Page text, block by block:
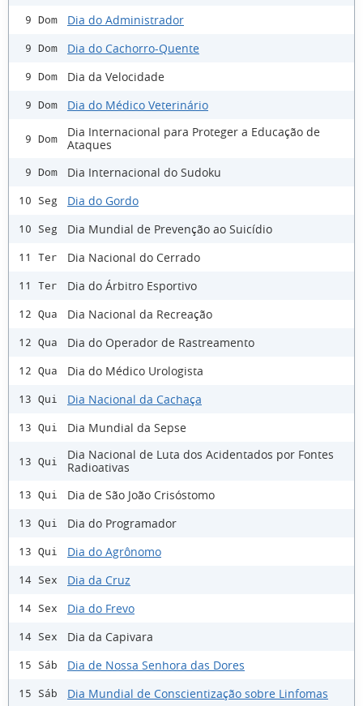
9 Dom Dia do Administrador
9 Dom Dia do Cachorro-Quente
9 Dom Dia da Velocidade
9 Dom Dia do Médico Veterinário
9 Dom
Dia Internacional para Proteger a Educação de
Ataques
9 Dom Dia Internacional do Sudoku
10 Seg Dia do Gordo
10 Seg Dia Mundial de Prevenção ao Suicídio
11 Ter Dia Nacional do Cerrado
11 Ter Dia do Árbitro Esportivo
12 Qua Dia Nacional da Recreação
12 Qua Dia do Operador de Rastreamento
12 Qua Dia do Médico Urologista
13 Qui Dia Nacional da Cachaça
13 Qui Dia Mundial da Sepse
13 Qui
Dia Nacional de Luta dos Acidentados por Fontes
Radioativas
13 Qui Dia de São João Crisóstomo
13 Qui Dia do Programador
13 Qui Dia do Agrônomo
14 Sex Dia da Cruz
14 Sex Dia do Frevo
14 Sex Dia da Capivara
15 Sáb Dia de Nossa Senhora das Dores
15 Sáb Dia Mundial de Conscientização sobre Linfomas